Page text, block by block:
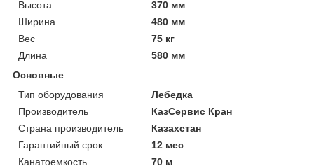
Высота
370 мм
Ширина
480 мм
Вес
75 кг
Длина
580 мм
Основные
Тип оборудования
Лебедка
Производитель
КазСервис Кран
Страна производитель
Казахстан
Гарантийный срок
12 мес
Канатоемкость
70 м